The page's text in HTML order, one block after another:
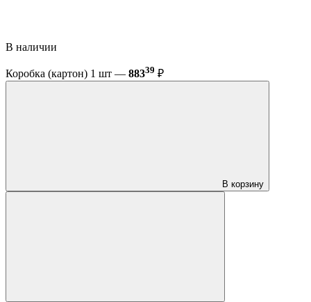
В наличии
Коробка (картон) 1 шт — 88339 ₽
В корзину